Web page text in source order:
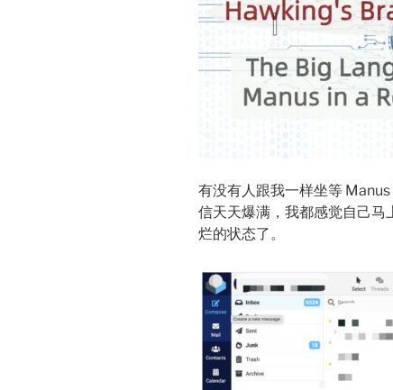
有没有人跟我一样坐等
信天天爆满，我都感觉自己马
烂的状态了。